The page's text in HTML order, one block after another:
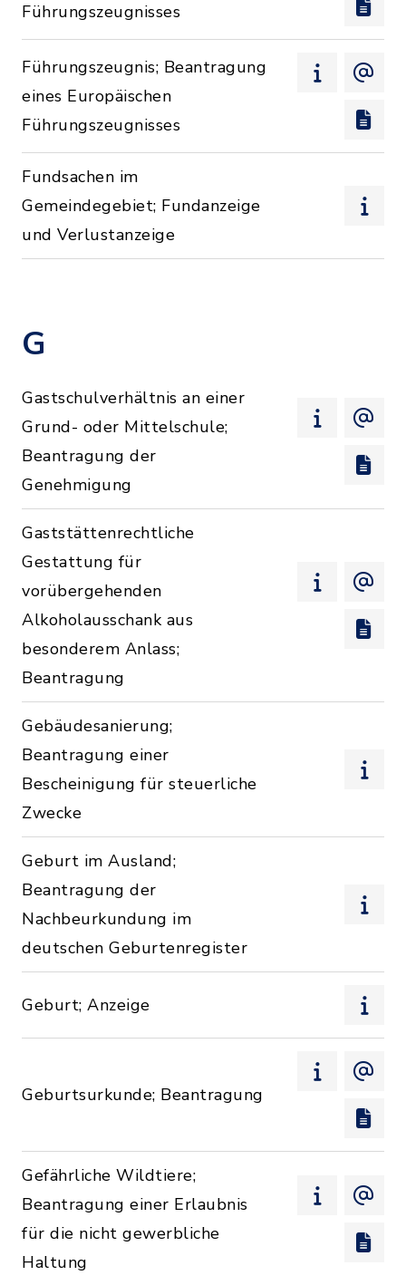
Führungszeugnisses
Führungszeugnis; Beantragung
eines Europäischen
Führungszeugnisses
Fundsachen im
Gemeindegebiet; Fundanzeige
und Verlustanzeige
G
Gastschulverhältnis an einer
Grund- oder Mittelschule;
Beantragung der
Genehmigung
Gaststättenrechtliche
Gestattung für
vorübergehenden
Alkoholausschank aus
besonderem Anlass;
Beantragung
Gebäudesanierung;
Beantragung einer
Bescheinigung für steuerliche
Zwecke
Geburt im Ausland;
Beantragung der
Nachbeurkundung im
deutschen Geburtenregister
Geburt; Anzeige
Geburtsurkunde; Beantragung
Gefährliche Wildtiere;
Beantragung einer Erlaubnis
für die nicht gewerbliche
Haltung